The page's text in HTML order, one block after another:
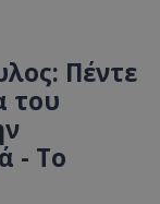
Πέντε
του
- Το